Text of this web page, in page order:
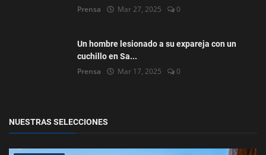
Prensa Mar 27, 2025 0
Un hombre lesionado a su expareja con un
cuchillo en Sa...
Prensa Mar 17, 2025 0
NUESTRAS SELECCIONES